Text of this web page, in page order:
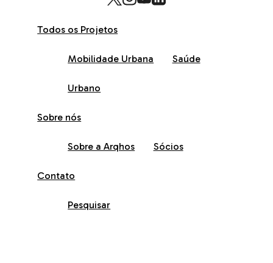
Todos os Projetos
Mobilidade Urbana Saúde
Urbano
Sobre nós
Sobre a Arqhos Sócios
Contato
Pesquisar